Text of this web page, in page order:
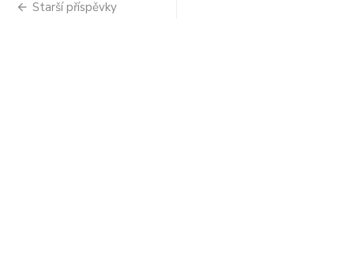
Navigace
Starší příspěvky